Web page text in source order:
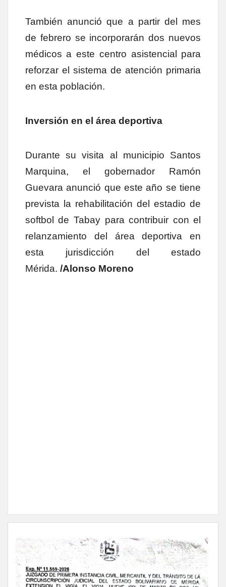
También anunció que a partir del mes
de febrero se incorporarán dos nuevos
médicos a este centro asistencial para
reforzar el sistema de atención primaria
en esta población.
Inversión en el área deportiva
Durante su visita al municipio Santos
Marquina, el gobernador Ramón
Guevara anunció que este año se tiene
prevista la rehabilitación del estadio de
softbol de Tabay para contribuir con el
relanzamiento del área deportiva en
esta jurisdicción del estado
Mérida. /Alonso Moreno